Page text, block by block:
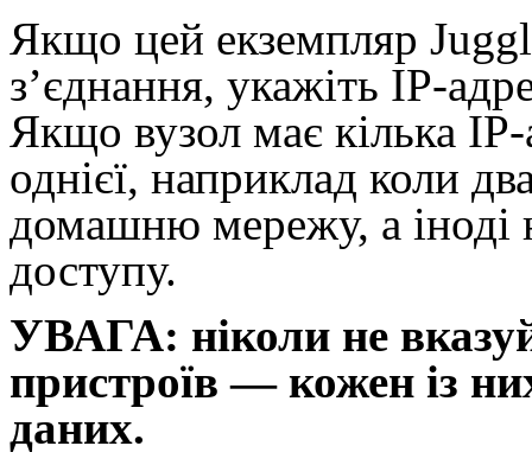
Якщо цей екземпляр
з’єднання, укажіть IP-
Якщо вузол має кілька
однієї, наприклад коли
домашню мережу, а іноді
доступу.
УВАГА: ніколи не
пристроїв — кожен із
даних.